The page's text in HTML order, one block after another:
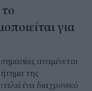
για
αναμένεται
της
ένα διαχρονικό